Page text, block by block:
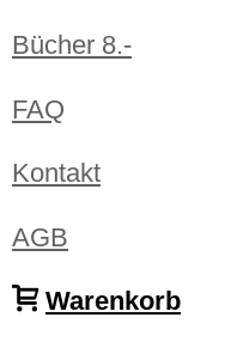
Bücher 8.-
FAQ
Kontakt
AGB
Warenkorb